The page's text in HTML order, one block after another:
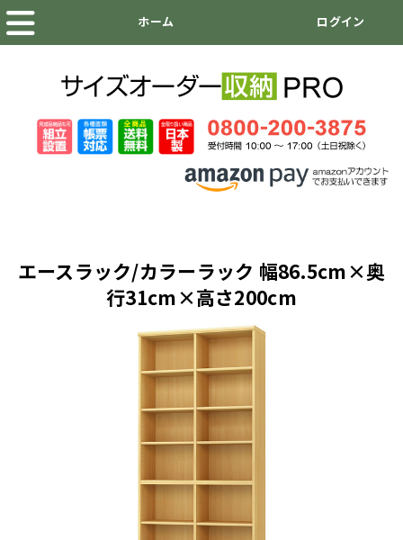
エースラック/カラーラック 幅86.5cm×奥
行31cm×高さ200cm